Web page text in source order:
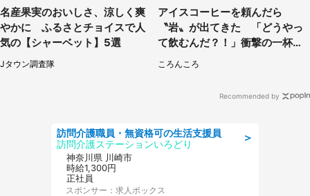
名産果実のおいしさ、涼しく爽
やかに ふるさとチョイスで人
気の【シャーベット】5選
Jタウン調査隊
アイスコーヒーを頼んだら
〝岩〟が出てきた 「どうやっ
て飲むんだ？！」衝撃の一杯が
ころんころ
Recommended by
＞
訪問介護職員・無資格可の生活支援員
訪問介護ステーションいろどり
神奈川県 川崎市
時給1,300円
正社員
スポンサー：求人ボックス